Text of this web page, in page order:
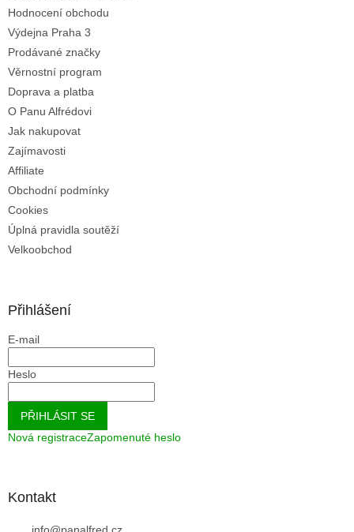
Hodnocení obchodu
Výdejna Praha 3
Prodávané značky
Věrnostní program
Doprava a platba
O Panu Alfrédovi
Jak nakupovat
Zajímavosti
Affiliate
Obchodní podmínky
Cookies
Úplná pravidla soutěží
Velkoobchod
Přihlášení
E-mail
Heslo
PŘIHLÁSIT SE
Nová registraceZapomenuté heslo
Kontakt
info@panalfred.cz